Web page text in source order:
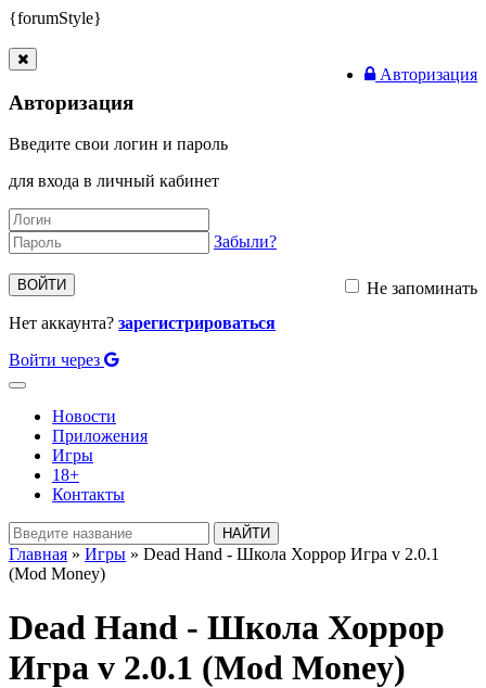
{forumStyle}
Авторизация
Авторизация
Введите свои логин и пароль
для входа в личный кабинет
Забыли?
ВОЙТИ
Не запоминать
Нет аккаунта? зарегистрироваться
Войти через
Toggle
navigationНовости
Приложения
Игры
18+
Контакты
Главная » Игры » Dead Hand - Школа Хоррор Игра v 2.0.1
(Mod Money)
Dead Hand - Школа Хоррор
Игра v 2.0.1 (Mod Money)